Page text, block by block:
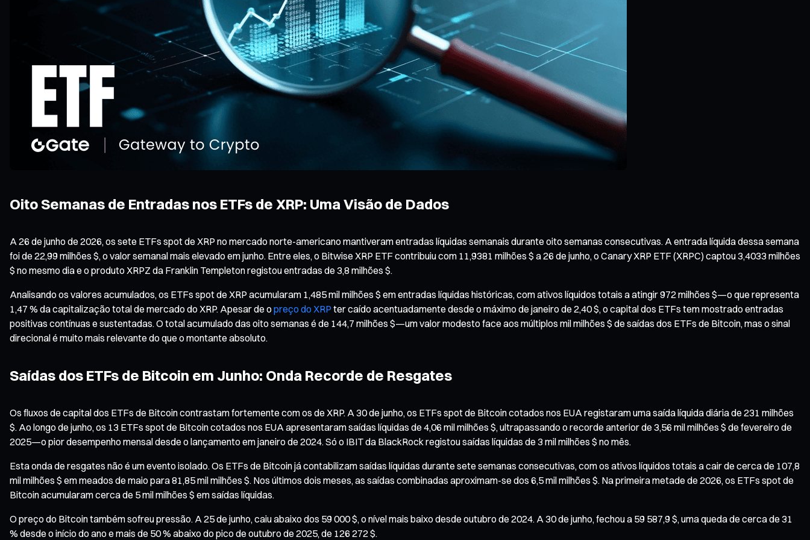
Oito Semanas de Entradas nos ETFs de XRP: Uma Visão de Dados
A 26 de junho de 2026, os sete ETFs spot de XRP no mercado norte-americano mantiveram entradas líquidas semanais durante oito semanas consecutivas. A entrada líquida dessa semana
foi de 22,99 milhões $, o valor semanal mais elevado em junho. Entre eles, o Bitwise XRP ETF contribuiu com 11,9381 milhões $ a 26 de junho, o Canary XRP ETF (XRPC) captou 3,4033 milhões
$ no mesmo dia e o produto XRPZ da Franklin Templeton registou entradas de 3,8 milhões $.
Analisando os valores acumulados, os ETFs spot de XRP acumularam 1,485 mil milhões $ em entradas líquidas históricas, com ativos líquidos totais a atingir 972 milhões $—o que representa
1,47 % da capitalização total de mercado do XRP. Apesar de opreço do XRP ter caído acentuadamente desde o máximo de janeiro de 2,40 $, o capital dos ETFs tem mostrado entradas
positivas contínuas e sustentadas. O total acumulado das oito semanas é de 144,7 milhões $—um valor modesto face aos múltiplos mil milhões $ de saídas dos ETFs de Bitcoin, mas o sinal
direcional é muito mais relevante do que o montante absoluto.
Saídas dos ETFs de Bitcoin em Junho: Onda Recorde de Resgates
Os fluxos de capital dos ETFs de Bitcoin contrastam fortemente com os de XRP. A 30 de junho, os ETFs spot de Bitcoin cotados nos EUA registaram uma saída líquida diária de 231 milhões
$. Ao longo de junho, os 13 ETFs spot de Bitcoin cotados nos EUA apresentaram saídas líquidas de 4,06 mil milhões $, ultrapassando o recorde anterior de 3,56 mil milhões $ de fevereiro de
2025—o pior desempenho mensal desde o lançamento em janeiro de 2024. Só o IBIT da BlackRock registou saídas líquidas de 3 mil milhões $ no mês.
Esta onda de resgates não é um evento isolado. Os ETFs de Bitcoin já contabilizam saídas líquidas durante sete semanas consecutivas, com os ativos líquidos totais a cair de cerca de 107,8
mil milhões $ em meados de maio para 81,85 mil milhões $. Nos últimos dois meses, as saídas combinadas aproximam-se dos 6,5 mil milhões $. Na primeira metade de 2026, os ETFs spot de
Bitcoin acumularam cerca de 5 mil milhões $ em saídas líquidas.
O preço do Bitcoin também sofreu pressão. A 25 de junho, caiu abaixo dos 59 000 $, o nível mais baixo desde outubro de 2024. A 30 de junho, fechou a 59 587,9 $, uma queda de cerca de 31
% desde o início do ano e mais de 50 % abaixo do pico de outubro de 2025, de 126 272 $.